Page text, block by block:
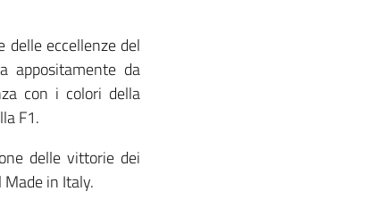
delle eccellenze del
appositamente da
con i colori della
F1.
delle vittorie dei
in Italy.